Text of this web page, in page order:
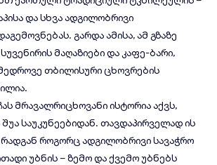
და სხვა ადგილობრივი
გარდა ამისა, ამ გზაზე
მაღაზიები და კაფე-ბარი,
თბილისური ცხოვრების
მრავალრიცხოვანი ისტორია აქვს,
საუკუნეებიდან. თავდაპირველად ის
რადგან როგორც ადგილობრივი სავაჭრო
უბნის – ზემო და ქვემო უბნებს